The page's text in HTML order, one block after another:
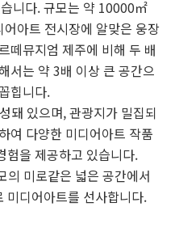
니다. 규모는 약 10000㎡
아트 전시장에 알맞은 웅장
떼뮤지엄 제주에 비해 두 배
서는 약 3배 이상 큰 공간으
힙니다.
돼 있으며, 관광지가 밀집되
여 다양한 미디어아트 작품
험을 제공하고 있습니다.
의 미로같은 넓은 공간에서
미디어아트를 선사합니다.